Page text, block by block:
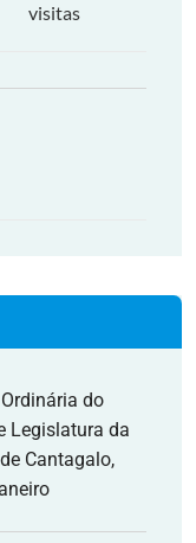
visitas
do
Legislatura da
Cantagalo,